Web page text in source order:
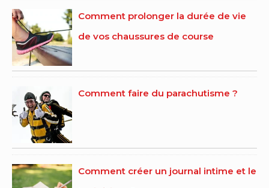
Comment prolonger la durée de vie
de vos chaussures de course
Comment faire du parachutisme ?
Comment créer un journal intime et le